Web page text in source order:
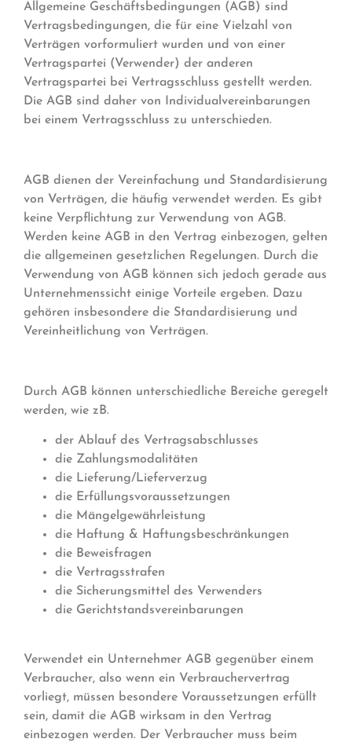
Allgemeine Geschäftsbedingungen (AGB) sind
Vertragsbedingungen, die für eine Vielzahl von
Verträgen vorformuliert wurden und von einer
Vertragspartei (Verwender) der anderen
Vertragspartei bei Vertragsschluss gestellt werden.
Die AGB sind daher von Individualvereinbarungen
bei einem Vertragsschluss zu unterschieden.
AGB dienen der Vereinfachung und Standardisierung
von Verträgen, die häufig verwendet werden. Es gibt
keine Verpflichtung zur Verwendung von AGB.
Werden keine AGB in den Vertrag einbezogen, gelten
die allgemeinen gesetzlichen Regelungen. Durch die
Verwendung von AGB können sich jedoch gerade aus
Unternehmenssicht einige Vorteile ergeben. Dazu
gehören insbesondere die Standardisierung und
Vereinheitlichung von Verträgen.
Durch AGB können unterschiedliche Bereiche geregelt
werden, wie zB.
der Ablauf des Vertragsabschlusses
die Zahlungsmodalitäten
die Lieferung/Lieferverzug
die Erfüllungsvoraussetzungen
die Mängelgewährleistung
die Haftung & Haftungsbeschränkungen
die Beweisfragen
die Vertragsstrafen
die Sicherungsmittel des Verwenders
die Gerichtstandsvereinbarungen
Verwendet ein Unternehmer AGB gegenüber einem
Verbraucher, also wenn ein Verbrauchervertrag
vorliegt, müssen besondere Voraussetzungen erfüllt
sein, damit die AGB wirksam in den Vertrag
einbezogen werden. Der Verbraucher muss beim